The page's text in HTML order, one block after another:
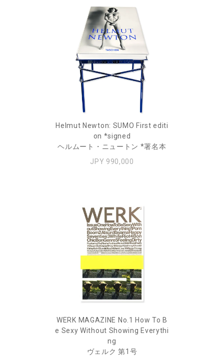
Helmut Newton: SUMO First editi
on *signed
ヘルムート・ニュートン *署名本
JPY 990,000
WERK MAGAZINE No.1 How To B
e Sexy Without Showing Everythi
ng
ヴェルク 第1号